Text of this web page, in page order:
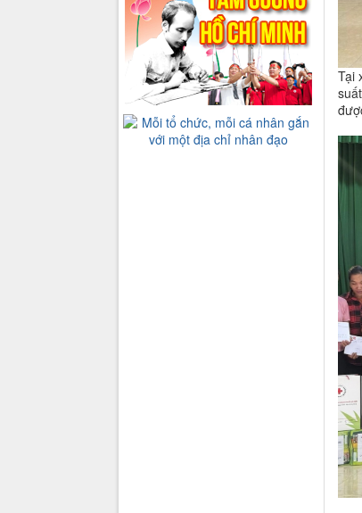
Tại